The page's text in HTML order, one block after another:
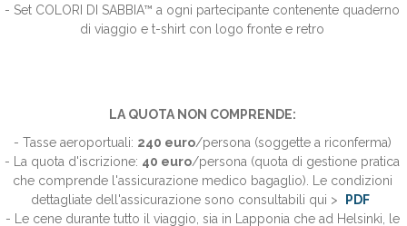
- Set COLORI DI SABBIA™ a ogni partecipante contenente quaderno
di viaggio e t-shirt con logo fronte e retro
LA QUOTA NON COMPRENDE:
- Tasse aeroportuali: 240 euro/persona (soggette a riconferma)
- La quota d'iscrizione: 40 euro/persona (quota di gestione pratica
che comprende l'assicurazione medico bagaglio). Le condizioni
dettagliate dell'assicurazione sono consultabili qui >
PDF
- Le cene durante tutto il viaggio, sia in Lapponia che ad Helsinki, le